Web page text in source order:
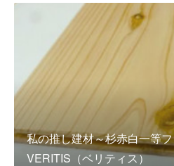
私の推し建材～杉赤白一等フ
VERITIS（ベリティス）